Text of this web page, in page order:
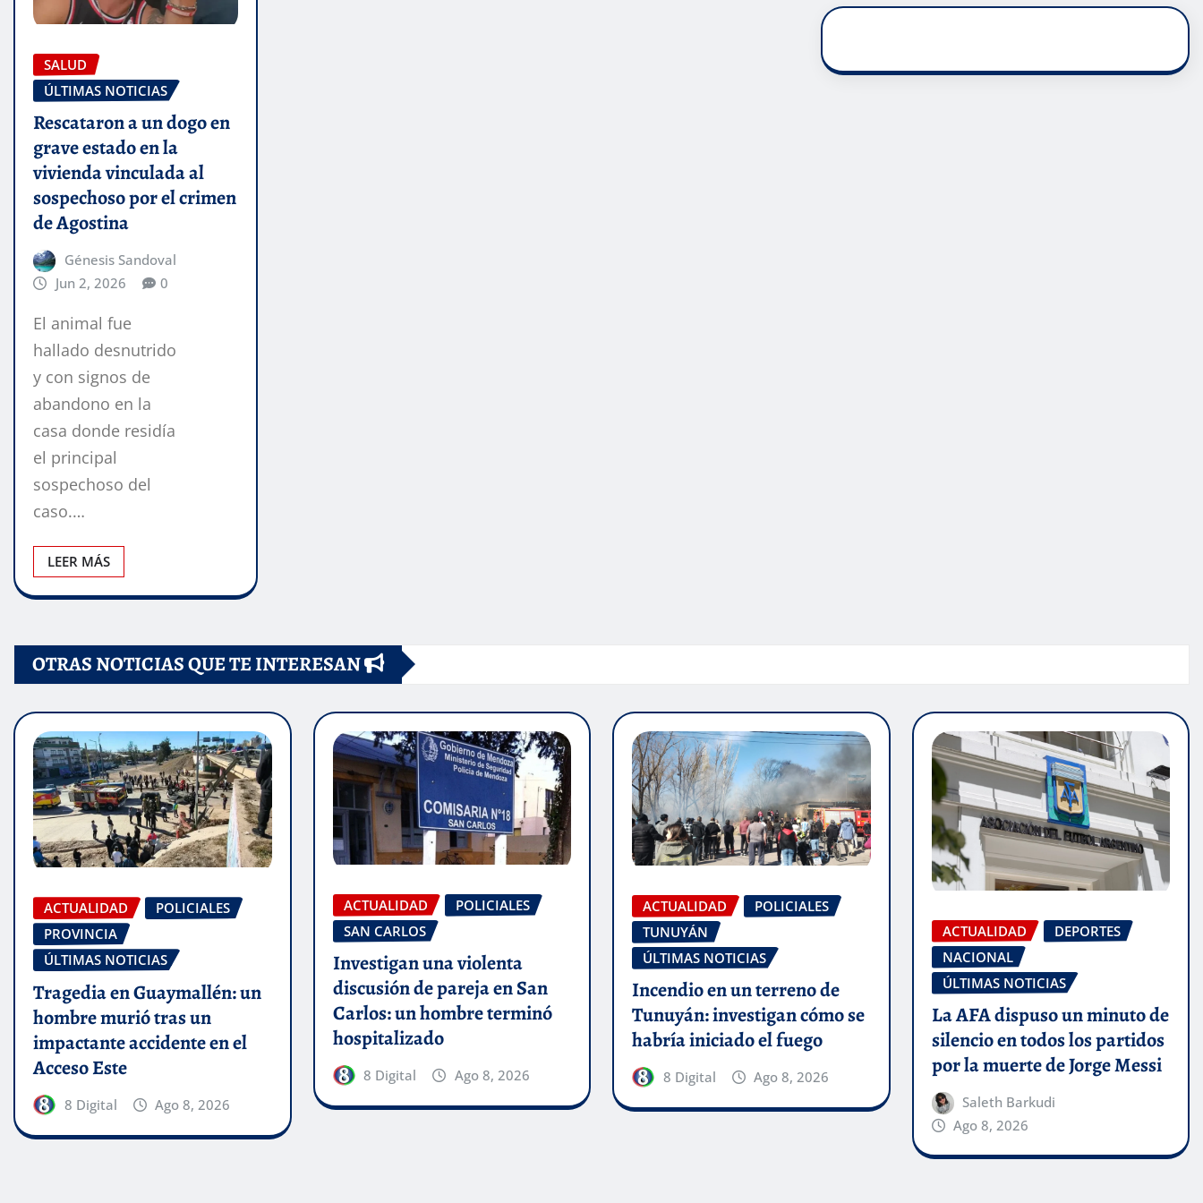
SALUD
ÚLTIMAS NOTICIAS
Rescataron a un dogo en
grave estado en la
vivienda vinculada al
sospechoso por el crimen
de Agostina
Génesis Sandoval
Jun 2, 2026
0
El animal fue
hallado desnutrido
y con signos de
abandono en la
casa donde residía
el principal
sospechoso del
caso.…
LEER MÁS
OTRAS NOTICIAS QUE TE INTERESAN
ACTUALIDAD
POLICIALES
PROVINCIA
ÚLTIMAS NOTICIAS
Tragedia en Guaymallén: un
hombre murió tras un
impactante accidente en el
Acceso Este
8 Digital Ago 8, 2026
ACTUALIDAD
POLICIALES
SAN CARLOS
Investigan una violenta
discusión de pareja en San
Carlos: un hombre terminó
hospitalizado
8 Digital Ago 8, 2026
ACTUALIDAD
POLICIALES
TUNUYÁN
ÚLTIMAS NOTICIAS
Incendio en un terreno de
Tunuyán: investigan cómo se
habría iniciado el fuego
8 Digital Ago 8, 2026
ACTUALIDAD
DEPORTES
NACIONAL
ÚLTIMAS NOTICIAS
La AFA dispuso un minuto de
silencio en todos los partidos
por la muerte de Jorge Messi
Saleth Barkudi
Ago 8, 2026